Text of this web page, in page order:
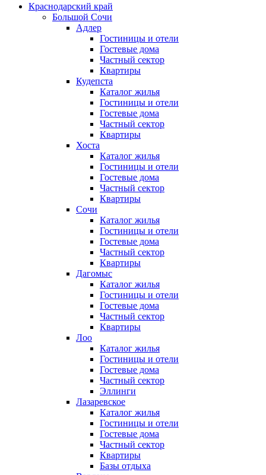
Краснодарский край
Большой Сочи
Адлер
Гостиницы и отели
Гостевые дома
Частный сектор
Квартиры
Кудепста
Каталог жилья
Гостиницы и отели
Гостевые дома
Частный сектор
Квартиры
Хоста
Каталог жилья
Гостиницы и отели
Гостевые дома
Частный сектор
Квартиры
Сочи
Каталог жилья
Гостиницы и отели
Гостевые дома
Частный сектор
Квартиры
Дагомыс
Каталог жилья
Гостиницы и отели
Гостевые дома
Частный сектор
Квартиры
Лоо
Каталог жилья
Гостиницы и отели
Гостевые дома
Частный сектор
Эллинги
Лазаревское
Каталог жилья
Гостиницы и отели
Гостевые дома
Частный сектор
Квартиры
Базы отдыха